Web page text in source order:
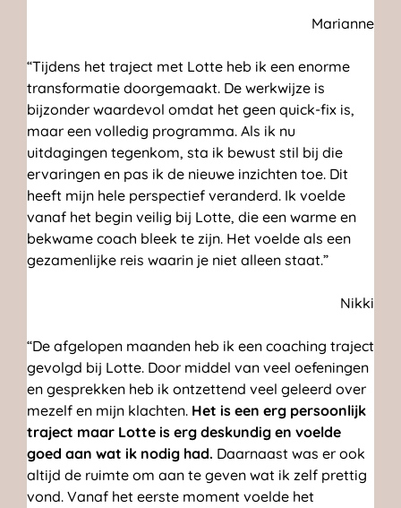
Marianne
“Tijdens het traject met Lotte heb ik een enorme
transformatie doorgemaakt. De werkwijze is
bijzonder waardevol omdat het geen quick-fix is,
maar een volledig programma. Als ik nu
uitdagingen tegenkom, sta ik bewust stil bij die
ervaringen en pas ik de nieuwe inzichten toe. Dit
heeft mijn hele perspectief veranderd. Ik voelde
vanaf het begin veilig bij Lotte, die een warme en
bekwame coach bleek te zijn. Het voelde als een
gezamenlijke reis waarin je niet alleen staat.”
Nikki
“De afgelopen maanden heb ik een coaching traject
gevolgd bij Lotte. Door middel van veel oefeningen
en gesprekken heb ik ontzettend veel geleerd over
mezelf en mijn klachten. Het is een erg persoonlijk
traject maar Lotte is erg deskundig en voelde
goed aan wat ik nodig had. Daarnaast was er ook
altijd de ruimte om aan te geven wat ik zelf prettig
vond. Vanaf het eerste moment voelde het